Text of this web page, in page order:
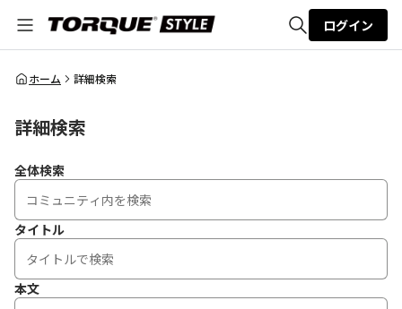
全体検索
ログイン
ホーム 詳細検索
詳細検索
全体検索
タイトル
本文